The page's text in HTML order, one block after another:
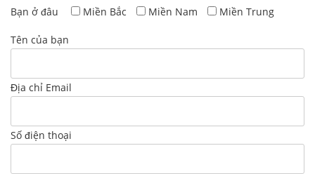
Bạn ở đâu
Miền Bắc Miền Nam Miền Trung
Tên của bạn
Địa chỉ Email
Số điện thoại